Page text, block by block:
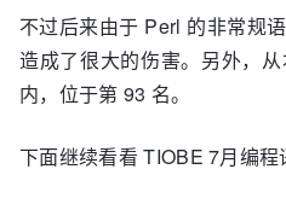
不过后来由于 Perl 的非常规
造成了很大的伤害。另外，
内，位于第 93 名。
下面继续看看 TIOBE 7月编程